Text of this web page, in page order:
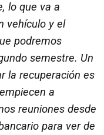
lo que va a
vehículo y el
podremos
semestre. Un
la recuperación es
a
reuniones desde
para ver de